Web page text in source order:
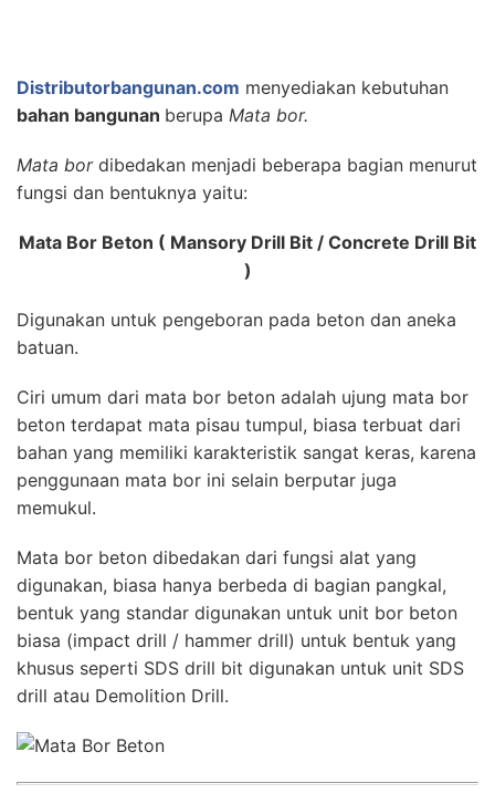
Distributorbangunan.com menyediakan kebutuhan
bahan bangunan berupa Mata bor.
Mata bordibedakan menjadi beberapa bagian menurut
fungsi dan bentuknya yaitu:
Mata Bor Beton ( Mansory Drill Bit / Concrete Drill Bit
)
Digunakan untuk pengeboran pada beton dan aneka
batuan.
Ciri umum dari mata bor beton adalah ujung mata bor
beton terdapat mata pisau tumpul, biasa terbuat dari
bahan yang memiliki karakteristik sangat keras, karena
penggunaan mata bor ini selain berputar juga
memukul.
Mata bor beton dibedakan dari fungsi alat yang
digunakan, biasa hanya berbeda di bagian pangkal,
bentuk yang standar digunakan untuk unit bor beton
biasa (impact drill / hammer drill) untuk bentuk yang
khusus seperti SDS drill bit digunakan untuk unit SDS
drill atau Demolition Drill.